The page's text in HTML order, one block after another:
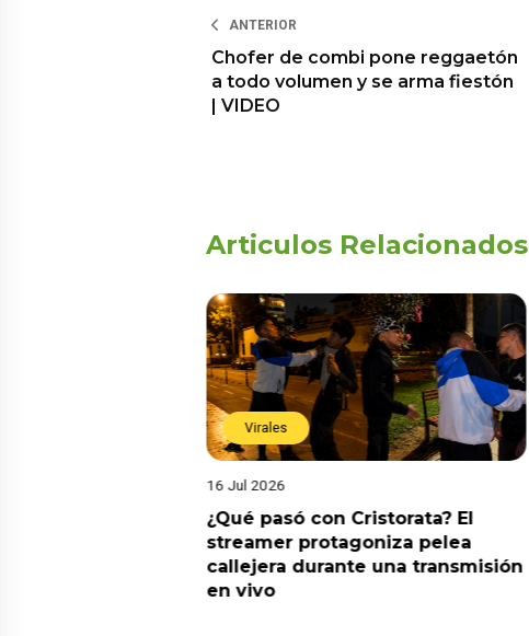
ANTERIOR
Chofer de combi pone reggaetón
a todo volumen y se arma fiestón
| VIDEO
Articulos Relacionados
Virales
16 Jul 2026
¿Qué pasó con Cristorata? El
streamer protagoniza pelea
callejera durante una transmisión
en vivo